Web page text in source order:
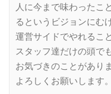
人に今まで味わったこ
るというビジョンにむ
運営サイドでやれるこ
スタッフ達だけの頭で
お気づきのことがあり
よろしくお願いします。